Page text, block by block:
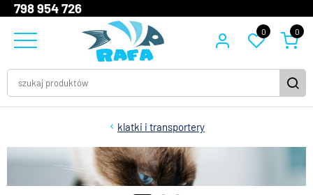
798 954 726
0 0
klatki i transportery